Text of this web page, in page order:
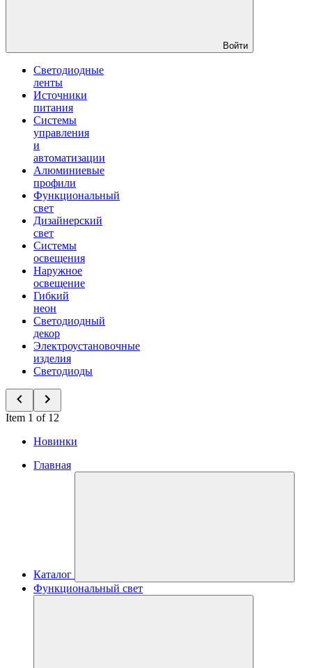
Войти
Светодиодные
ленты
Источники
питания
Системы
управления
и
автоматизации
Алюминиевые
профили
Функциональный
свет
Дизайнерский
свет
Системы
освещения
Наружное
освещение
Гибкий
неон
Светодиодный
декор
Электроустановочные
изделия
Светодиоды
Item 1 of 12
Новинки
Главная
Каталог
Функциональный свет